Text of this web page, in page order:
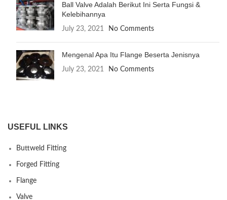
Ball Valve Adalah Berikut Ini Serta Fungsi &
Kelebihannya
July 23, 2021 No Comments
Mengenal Apa Itu Flange Beserta Jenisnya
July 23, 2021 No Comments
USEFUL LINKS
Buttweld Fitting
Forged Fitting
Flange
Valve